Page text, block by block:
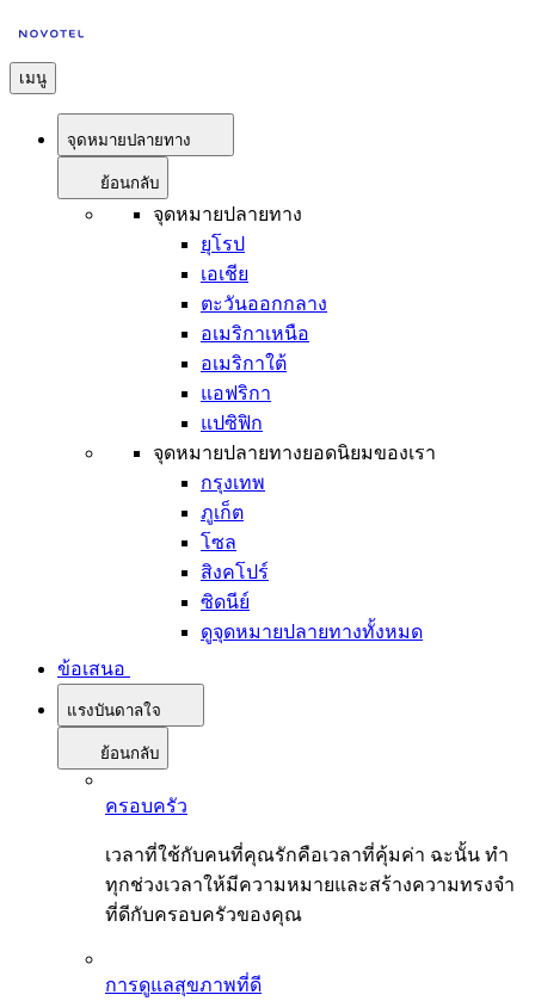
เมนู
จุดหมายปลายทาง
ย้อนกลับ
จุดหมายปลายทาง
ยุโรป
เอเชีย
ตะวันออกกลาง
อเมริกาเหนือ
อเมริกาใต้
แอฟริกา
แปซิฟิก
จุดหมายปลายทางยอดนิยมของเรา
กรุงเทพ
ภูเก็ต
โซล
สิงคโปร์
ซิดนีย์
ดูจุดหมายปลายทางทั้งหมด
ข้อเสนอ
แรงบันดาลใจ
ย้อนกลับ
ครอบครัว
เวลาที่ใช้กับคนที่คุณรักคือเวลาที่คุ้มค่า ฉะนั้น ทำ
ทุกช่วงเวลาให้มีความหมายและสร้างความทรงจำ
ที่ดีกับครอบครัวของคุณ
การดูแลสุขภาพที่ดี